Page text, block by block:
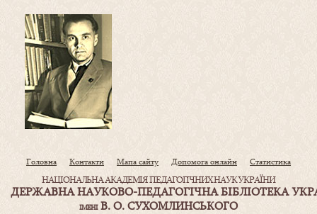
Головна Контакти Мапа сайту Допомога онлайн Статистика
НАЦІОНАЛЬНА АКАДЕМІЯ ПЕДАГОГІЧНИХ НАУК УКРАЇНИ
ДЕРЖАВНА НАУКОВО-ПЕДАГОГІЧНА БІБЛІОТЕКА
ІМЕНІВ. О. СУХОМЛИНСЬКОГО